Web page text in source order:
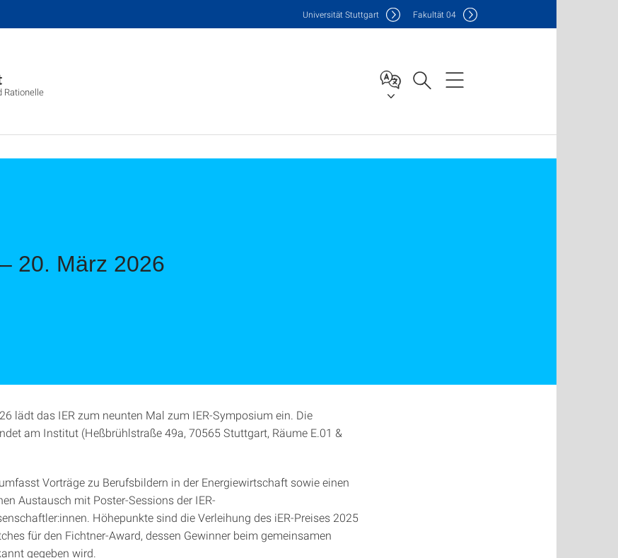
Rationelle
Universität Stuttgart Fakultät04
20. März 2026
lädt das IER zum neunten Mal zum IER-Symposium ein. Die
am Institut (Heßbrühlstraße 49a, 70565 Stuttgart, Räume E.01 &
Vorträge zu Berufsbildern in der Energiewirtschaft sowie einen
Austausch mit Poster-Sessions der IER-
Höhepunkte sind die Verleihung des iER-Preises 2025
für den Fichtner-Award, dessen Gewinner beim gemeinsamen
gegeben wird.